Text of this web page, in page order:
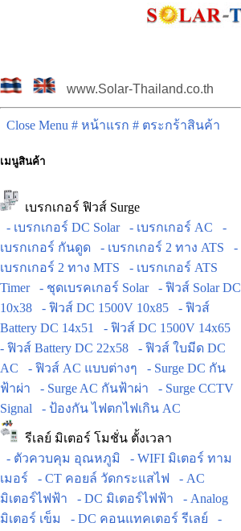
www.Solar-Thailand.co.th
Close Menu # หน้าแรก # ตระกร้าสินค้า
เมนูสินค้า
เบรกเกอร์ ฟิวส์ Surge
- เบรกเกอร์ DC Solar
- เบรกเกอร์ AC
-
เบรกเกอร์ กันดูด
- เบรกเกอร์ 2 ทาง ATS
-
เบรกเกอร์ 2 ทาง MTS
- เบรกเกอร์ ATS
Timer
- ชุดเบรคเกอร์ Solar
- ฟิวส์ Solar DC
10x38
- ฟิวส์ DC 1500V 10x85
- ฟิวส์
Battery DC 14x51
- ฟิวส์ DC 1500V 14x65
- ฟิวส์ Battery DC 22x58
- ฟิวส์ ใบมีด DC
AC
- ฟิวส์ AC แบบต่างๆ
- Surge DC กัน
ฟ้าผ่า
- Surge AC กันฟ้าผ่า
- Surge CCTV
Signal
- ป้องกัน ไฟตกไฟเกิน AC
รีเลย์ มิเตอร์ โมชั่น ตั้งเวลา
- ตัวควบคุม อุณหภูมิ
- WIFI มิเตอร์ ทาม
เมอร์
- CT คอยล์ วัดกระแสไฟ
- AC
มิเตอร์ไฟฟ้า
- DC มิเตอร์ไฟฟ้า
- Analog
มิเตอร์ เข็ม
- DC คอนแทคเตอร์ รีเลย์
-